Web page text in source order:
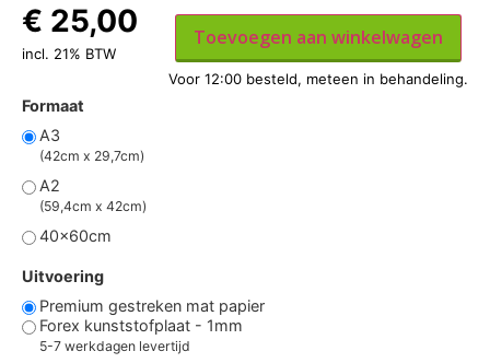
Formaat
A3
(42cm x 29,7cm)
A2
(59,4cm x 42cm)
40x60cm
Uitvoering
Premium gestreken mat papier
Forex kunststofplaat - 1mm
5-7 werkdagen levertijd
€ 25,00
incl. 21% BTW
Toevoegen aan winkelwagen